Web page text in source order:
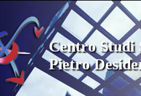
Centro Studi
Pietro